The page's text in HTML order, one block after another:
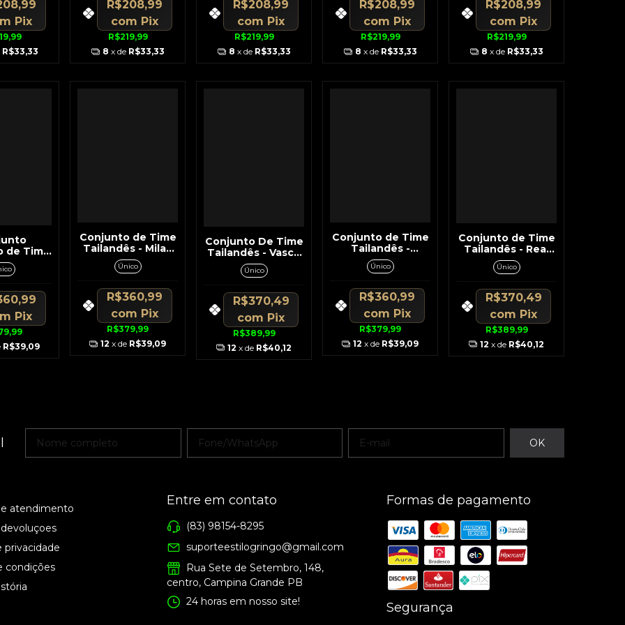
Pix
R$33,33
R$219,99
R$208,99
com Pix
8 x de R$33,33
R$219,99
R$208,99
com Pix
8 x de R$33,33
R$219,99
R$208,99
com Pix
8 x de R$33,33
R$219,99
R$208,99
com Pix
8 x de R$33,33
de Time
Nike
Pix
R$39,09
Conjunto de Time
Tailandês - Milan
Preto c/Vermelho
Único
R$379,99
R$360,99
com Pix
12 x de R$39,09
Conjunto De Time
Tailandês - Vasco
Da Gama Preto c/
Branco
Único
R$389,99
R$370,49
com Pix
12 x de R$40,12
Conjunto de Time
Tailandês -
Flamengo
Vermelho c/ Listra
Lateral
Único
R$379,99
R$360,99
com Pix
12 x de R$39,09
Conjunto de Time
Tailandês - Real
Madrid Preto c/
Cinza Na Lateral
Único
R$389,99
R$370,49
com Pix
12 x de R$40,12
atendimento
privacidade
condições
Entre em contato
(83) 98154-8295
suporteestilogringo@gmail.com
Rua Sete de Setembro, 148,
centro, Campina Grande PB
24 horas em nosso site!
Formas de pagamento
Segurança